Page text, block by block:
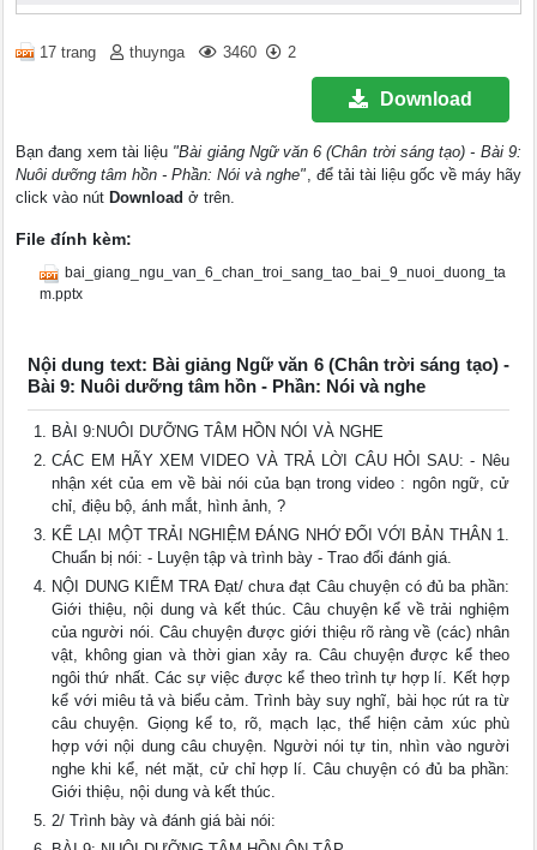
17 trang thuynga 3460 2
Download
Bạn đang xem tài liệu "Bài giảng Ngữ văn 6 (Chân trời sáng tạo) - Bài 9:
Nuôi dưỡng tâm hồn - Phần: Nói và nghe", để tải tài liệu gốc về máy hãy
click vào nút Download ở trên.
File đính kèm:
bai_giang_ngu_van_6_chan_troi_sang_tao_bai_9_nuoi_duong_ta
m.pptx
Nội dung text: Bài giảng Ngữ văn 6 (Chân trời sáng tạo) -
Bài 9: Nuôi dưỡng tâm hồn - Phần: Nói và nghe
BÀI 9:NUÔI DƯỠNG TÂM HỒN NÓI VÀ NGHE
CÁC EM HÃY XEM VIDEO VÀ TRẢ LỜI CÂU HỎI SAU: - Nêu
nhận xét của em về bài nói của bạn trong video : ngôn ngữ, cử
chỉ, điệu bộ, ánh mắt, hình ảnh, ?
KỂ LẠI MỘT TRẢI NGHIỆM ĐÁNG NHỚ ĐỐI VỚI BẢN THÂN 1.
Chuẩn bị nói: - Luyện tập và trình bày - Trao đổi đánh giá.
NỘI DUNG KIỂM TRA Đạt/ chưa đạt Câu chuyện có đủ ba phần:
Giới thiệu, nội dung và kết thúc. Câu chuyện kể về trải nghiệm
của người nói. Câu chuyện được giới thiệu rõ ràng về (các) nhân
vật, không gian và thời gian xảy ra. Câu chuyện được kể theo
ngôi thứ nhất. Các sự việc được kể theo trình tự hợp lí. Kết hợp
kể với miêu tả và biểu cảm. Trình bày suy nghĩ, bài học rút ra từ
câu chuyện. Giọng kể to, rõ, mạch lạc, thể hiện cảm xúc phù
hợp với nội dung câu chuyện. Người nói tự tin, nhìn vào người
nghe khi kể, nét mặt, cử chỉ hợp lí. Câu chuyện có đủ ba phần:
Giới thiệu, nội dung và kết thúc.
2/ Trình bày và đánh giá bài nói: